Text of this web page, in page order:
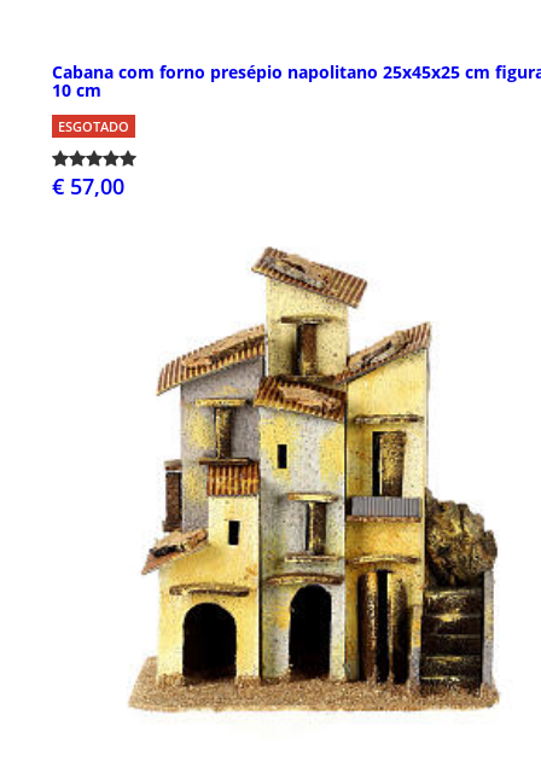
Cabana com forno presépio napolitano 25x45x25 cm
10 cm
ESGOTADO
€ 57,00